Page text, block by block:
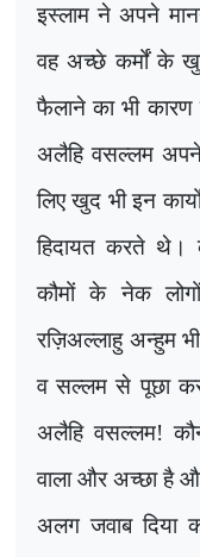
इस्लाम ने अपने
वह अच्छे कर्मों के
फैलाने का भी कारण
अलैहि वसल्लम अपने
लिए खुद भी इन
हिदायत करते थे।
कौमों के नेक
रज़िअल्लाहु अन्हुम
व सल्लम से पूछा
अलैहि वसल्लम!
वाला और अच्छा है
अलग जवाब